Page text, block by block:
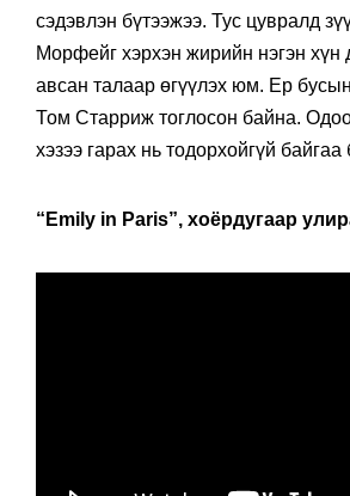
сэдэвлэн бүтээжээ. Тус цувралд
Морфейг хэрхэн жирийн нэгэн хүн
авсан талаар өгүүлэх юм. Ер
Том Старриж тоглосон байна.
хэзээ гарах нь тодорхойгүй байгаа
“Emily in Paris”, хоёрдугаар